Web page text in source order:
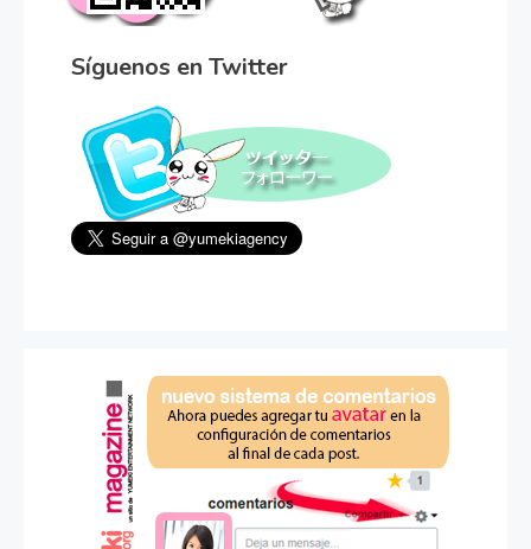
Síguenos en Twitter